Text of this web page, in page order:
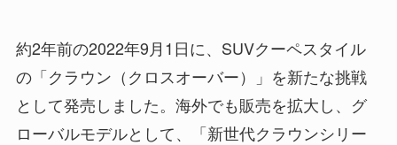
約2年前の2022年9月1日に、SUVクーペスタイル
の「クラウン（クロスオーバー）」を新たな挑戦
として発売しました。海外でも販売を拡大し、グ
ローバルモデルとして、「新世代クラウンシリー